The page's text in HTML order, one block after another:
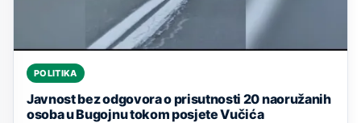
POLITIKA
Javnost bez odgovora o prisutnosti 20 naoružanih
osoba u Bugojnu tokom posjete Vučića